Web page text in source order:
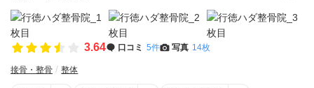
3.64 口コミ 5件 写真 14枚
接骨・整骨 整体